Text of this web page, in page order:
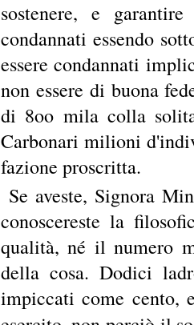
sostenere, e
condannati essendo
essere condannati
non essere di buona
di 8oo mila colla
Carbonari milioni
fazione proscritta.
Se aveste, Signora
conoscereste la
qualità, né il numero
della cosa. Dodici
impiccati come cento,